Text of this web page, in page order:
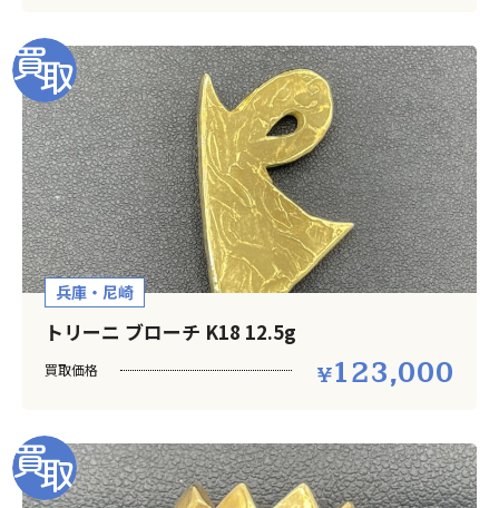
兵庫・尼崎
トリーニ ブローチ K18 12.5g
買取価格 123,000